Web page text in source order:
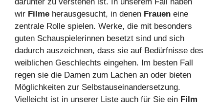
wir Filme herausgesucht, in denen Frauen eine
zentrale Rolle spielen. Werke, die mit besonders
guten Schauspielerinnen besetzt sind und sich
dadurch auszeichnen, dass sie auf Bedürfnisse des
weiblichen Geschlechts eingehen. Im besten Fall
regen sie die Damen zum Lachen an oder bieten
Möglichkeiten zur Selbstauseinandersetzung.
Vielleicht ist in unserer Liste auch für Sie ein Film